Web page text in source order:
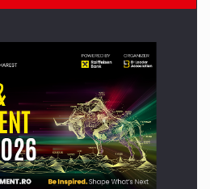
part-time reincep sa intre pe…